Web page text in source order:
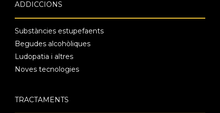
ADDICCIONS
Substàncies estupefaents
Begudes alcohòliques
Ludopatia i altres
Noves tecnologies
TRACTAMENTS